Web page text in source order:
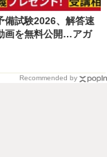
備試験2026、解答速
画を無料公開…アガ
Recommended by